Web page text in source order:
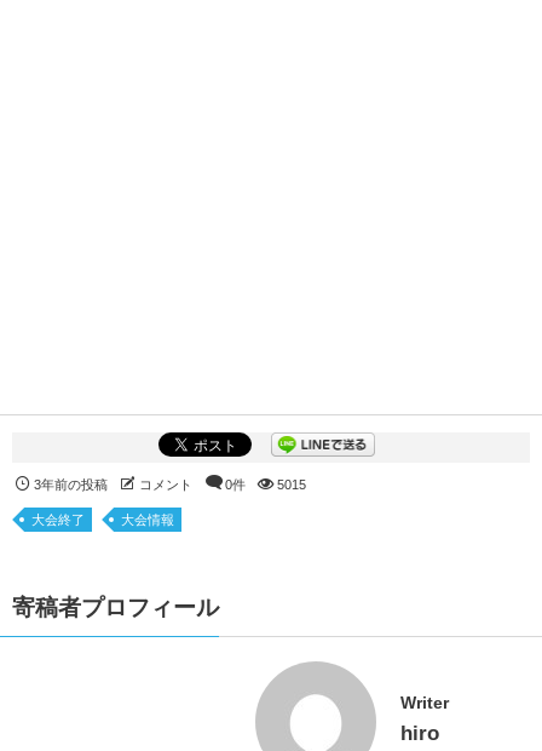
3年前の投稿 コメント 0件 5015
大会終了 大会情報
寄稿者プロフィール
Writer
hiro